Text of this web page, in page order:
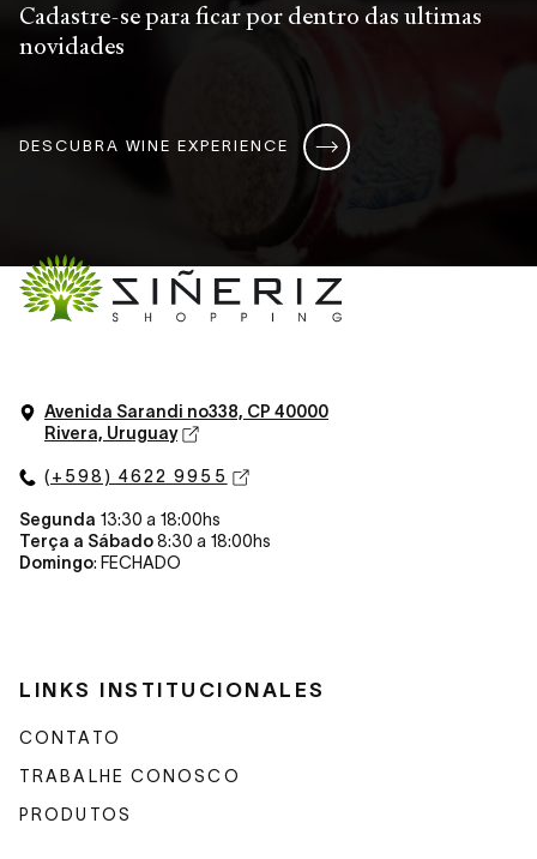
Cadastre-se para ficar por dentro das ultimas
novidades
DESCUBRA WINE EXPERIENCE
Avenida Sarandi no338, CP 40000
Rivera, Uruguay
(+598) 4622 9955
Segunda 13:30 a 18:00hs
Terça a Sábado8:30 a 18:00hs
Domingo: FECHADO
LINKS INSTITUCIONALES
CONTATO
TRABALHE CONOSCO
PRODUTOS